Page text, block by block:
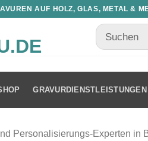
AUF HOLZ, GLAS, METAL &
GRAVURDIENSTLEISTUNGEN